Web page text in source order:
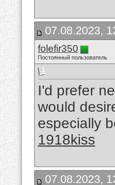
07.08.2023,
folefir350
Постоянный пользователь
I'd prefer
would
especially
1918kiss
07.08.2023,